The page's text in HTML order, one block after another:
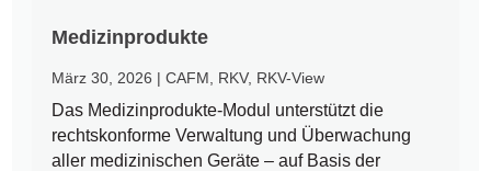
Medizinprodukte
März 30, 2026 |CAFM RKV, RKV-View
Das Medizinprodukte-Modul unterstützt die
rechtskonforme Verwaltung und Überwachung
aller medizinischen Geräte – auf Basis der